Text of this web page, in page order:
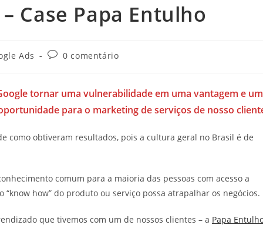
Case Papa Entulho
Ads
Comentários
0 comentário
tornar uma vulnerabilidade em uma vantagem e
para o marketing de serviços de nosso
como obtiveram resultados, pois a cultura geral no Brasil é de
comum para a maioria das pessoas com acesso a
how” do produto ou serviço possa atrapalhar os negócios.
que tivemos com um de nossos clientes – a Papa